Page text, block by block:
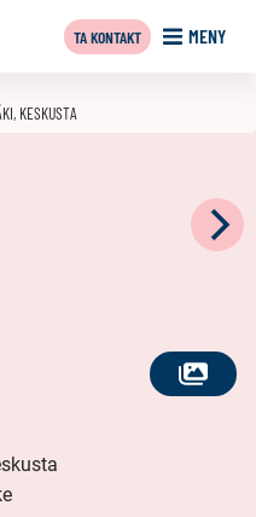
MENY
TA KONTAKT
SE
KESKUSTA